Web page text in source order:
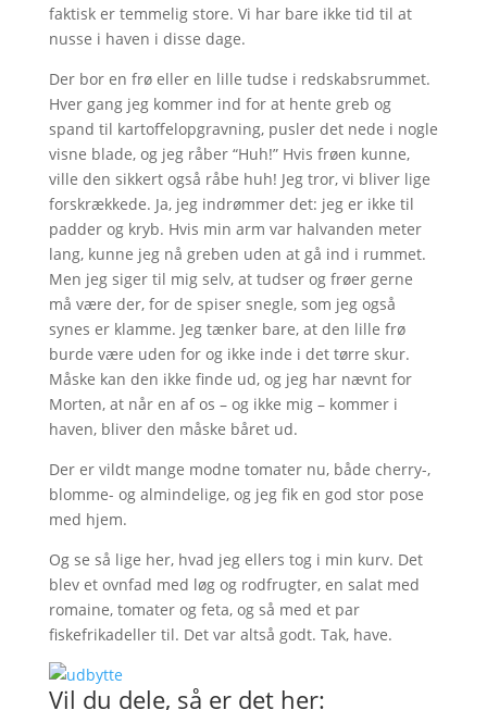
faktisk er temmelig store. Vi har bare ikke tid til at
nusse i haven i disse dage.
Der bor en frø eller en lille tudse i redskabsrummet.
Hver gang jeg kommer ind for at hente greb og
spand til kartoffelopgravning, pusler det nede i nogle
visne blade, og jeg råber “Huh!” Hvis frøen kunne,
ville den sikkert også råbe huh! Jeg tror, vi bliver lige
forskrækkede. Ja, jeg indrømmer det: jeg er ikke til
padder og kryb. Hvis min arm var halvanden meter
lang, kunne jeg nå greben uden at gå ind i rummet.
Men jeg siger til mig selv, at tudser og frøer gerne
må være der, for de spiser snegle, som jeg også
synes er klamme. Jeg tænker bare, at den lille frø
burde være uden for og ikke inde i det tørre skur.
Måske kan den ikke finde ud, og jeg har nævnt for
Morten, at når en af os – og ikke mig – kommer i
haven, bliver den måske båret ud.
Der er vildt mange modne tomater nu, både cherry-,
blomme- og almindelige, og jeg fik en god stor pose
med hjem.
Og se så lige her, hvad jeg ellers tog i min kurv. Det
blev et ovnfad med løg og rodfrugter, en salat med
romaine, tomater og feta, og så med et par
fiskefrikadeller til. Det var altså godt. Tak, have.
Vil du dele, så er det her: